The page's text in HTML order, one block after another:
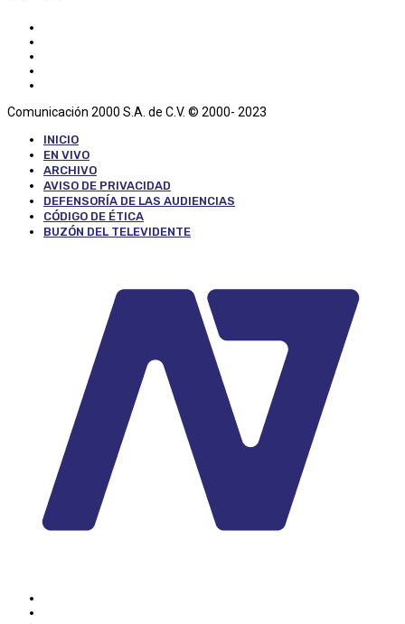
Comunicación 2000 S.A. de C.V. © 2000- 2023
INICIO
EN VIVO
ARCHIVO
AVISO DE PRIVACIDAD
DEFENSORÍA DE LAS AUDIENCIAS
CÓDIGO DE ÉTICA
BUZÓN DEL TELEVIDENTE